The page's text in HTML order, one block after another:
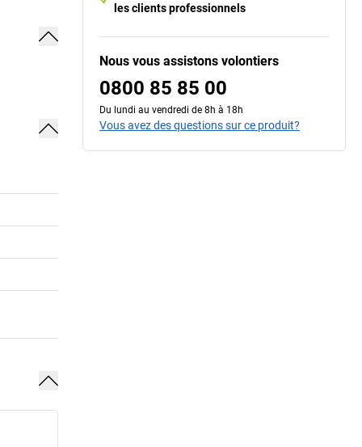
les clients professionnels
Nous vous assistons volontiers
0800 85 85 00
Du lundi au vendredi de 8h à 18h
Vous avez des questions sur ce produit?